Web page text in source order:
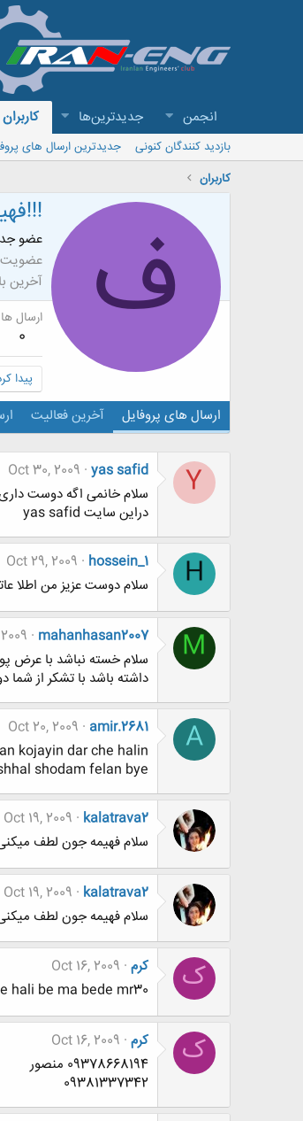
انجمن جدیدترین‌ها کاربران
بازدید کنندگان کنونی جدیدترین ارسال های
کاربران
ف عضو
عضویت
آخرین
ارسال ها
0
پیدا
ارسال های پروفایل آخرین فعالیت
Y
yas safid
Oct 30, 2009
دراین سایت yas safid
H
hossein_1
Oct 29, 2009
سلام دوست عزیز من اطلا
M
mahanhasan2007
سلام خسته نباشد با عرض
داشته باشد با تشکر از شما
A
amir.2681
Oct 20, 2009
kojayin dar che halin
shodam felan bye
kalatrava2
Oct 19, 2009
سلام فهیمه جون لطف میکنی
kalatrava2
Oct 19, 2009
سلام فهیمه جون لطف میکنی
ک کرم Oct 16, 2009
hali be ma bede mr30
ک کرم Oct 16, 2009
09378668194 منصور
09381337342